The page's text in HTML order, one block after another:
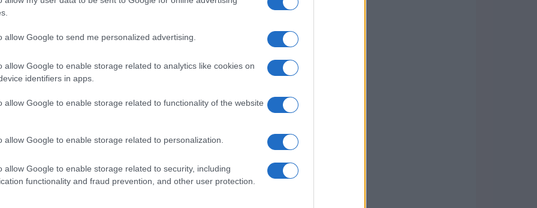
allow Google to send me personalized advertising.
allow Google to enable storage related to analytics like cookies on
identifiers in apps.
allow Google to enable storage related to functionality of the website
allow Google to enable storage related to personalization.
allow Google to enable storage related to security, including
functionality and fraud prevention, and other user protection.
diamante o una gemma incastonata in
in modo naturale, creando un effetto
luce è la loro adattabilità a diverse fasi
momenti speciali. Non è necessario un
arricchisce ogni look, rendendoli una